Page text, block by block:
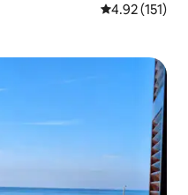
औसत रेटिंग 5 में से
4.92 (151)